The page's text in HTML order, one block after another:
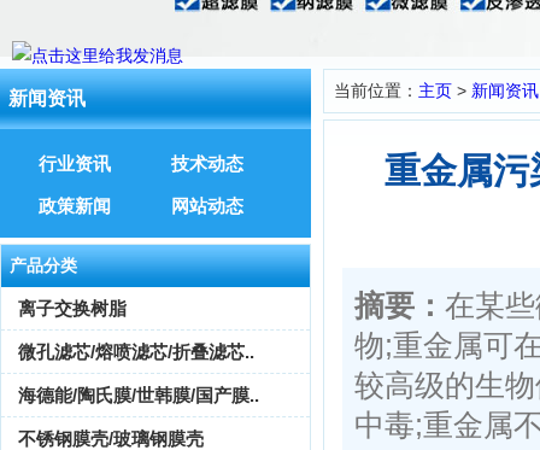
当前位置： 主页 > 新闻资讯
重金属污
摘要： 在某
物;重金属可
较高级的生
中毒;重金属
新闻资讯
行业资讯 技术动态
政策新闻 网站动态
产品分类
离子交换树脂
微孔滤芯/熔喷滤芯/折叠滤芯..
海德能/陶氏膜/世韩膜/国产膜..
不锈钢膜壳/玻璃钢膜壳